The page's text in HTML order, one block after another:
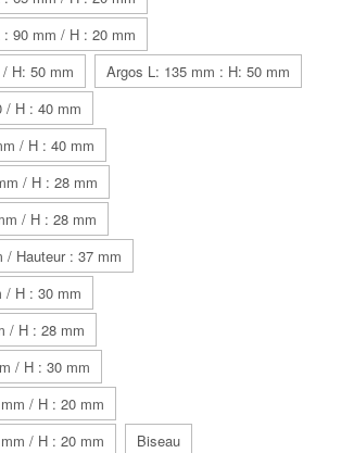
90 mm / H : 20 mm
H: 50 mm
Argos L: 135 mm : H: 50 mm
/ H : 40 mm
/ H : 40 mm
/ H : 28 mm
/ H : 28 mm
/ Hauteur : 37 mm
/ H : 30 mm
/ H : 28 mm
/ H : 30 mm
/ H : 20 mm
/ H : 20 mm
Biseau